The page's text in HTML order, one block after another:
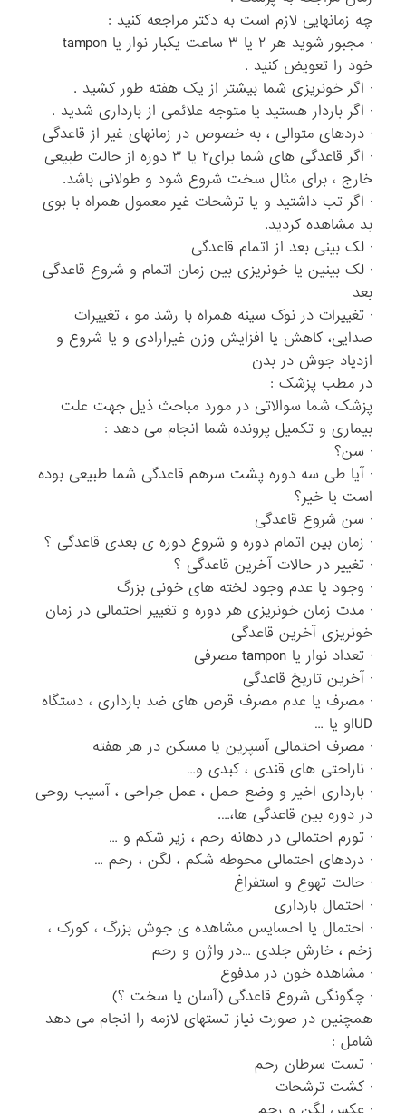
چه زمانهایی لازم است به دکتر مراجعه کنید :
· مجبور شوید هر ۲ یا ۳ ساعت یکبار نوار یا tampon
خود را تعویض کنید .
· اگر خونریزی شما بیشتر از یک هفته طور کشید .
· اگر باردار هستید یا متوجه علائمی از بارداری شدید .
· دردهای متوالی ، به خصوص در زمانهای غیر از قاعدگی
· اگر قاعدگی های شما برای۲ یا ۳ دوره از حالت طبیعی
خارج ، برای مثال سخت شروع شود و طولانی باشد.
· اگر تب داشتید و یا ترشحات غیر معمول همراه با بوی
بد مشاهده کردید.
· لک بینی بعد از اتمام قاعدگی
· لک بینین یا خونریزی بین زمان اتمام و شروع قاعدگی
بعد
· تغییرات در نوک سینه همراه با رشد مو ، تغییرات
صدایی، کاهش یا افزایش وزن غیرارادی و یا شروع و
ازدیاد جوش در بدن
در مطب پزشک :
پزشک شما سوالاتی در مورد مباحث ذیل جهت علت
بیماری و تکمیل پرونده شما انجام می دهد :
· سن؟
· آیا طی سه دوره پشت سرهم قاعدگی شما طبیعی بوده
است یا خیر؟
· سن شروع قاعدگی
· زمان بین اتمام دوره و شروع دوره ی بعدی قاعدگی ؟
· تغییر در حالات آخرین قاعدگی ؟
· وجود یا عدم وجود لخته های خونی بزرگ
· مدت زمان خونریزی هر دوره و تغییر احتمالی در زمان
خونریزی آخرین قاعدگی
· تعداد نوار یا tampon مصرفی
· آخرین تاریخ قاعدگی
· مصرف یا عدم مصرف قرص های ضد بارداری ، دستگاه
IUDو یا …
· مصرف احتمالی آسپرین یا مسکن در هر هفته
· ناراحتی های قندی ، کبدی و…
· بارداری اخیر و وضع حمل ، عمل جراحی ، آسیب روحی
در دوره بین قاعدگی ها،….
· تورم احتمالی در دهانه رحم ، زیر شکم و …
· دردهای احتمالی محوطه شکم ، لگن ، رحم …
· حالت تهوع و استفراغ
· احتمال بارداری
· احتمال یا احسایس مشاهده ی جوش بزرگ ، کورک ،
زخم ، خارش جلدی …در واژن و رحم
· مشاهده خون در مدفوع
· چگونگی شروع قاعدگی (آسان یا سخت ؟)
همچنین در صورت نیاز تستهای لازمه را انجام می دهد
شامل :
· تست سرطان رحم
· کشت ترشحات